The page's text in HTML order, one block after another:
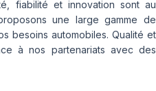
fiabilité et innovation sont au
une large gamme de
besoins automobiles. Qualité et
à nos partenariats avec des